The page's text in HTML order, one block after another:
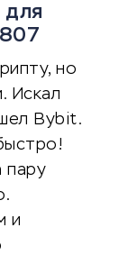
для
но
Искал
Bybit.
пару
и